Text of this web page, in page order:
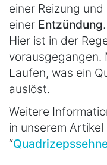
einer Reizung
einer Entzündung.
Hier ist in der
vorausgegangen.
Laufen, was ein
auslöst.
Weitere
in unserem Artikel
“